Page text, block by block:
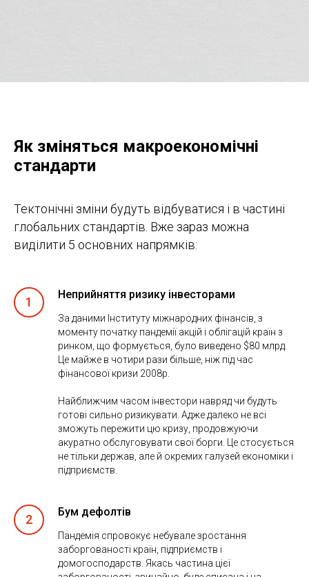
Як зміняться макроекономічні
стандарти
Тектонічні зміни будуть відбуватися і в частині
глобальних стандартів. Вже зараз можна
виділити 5 основних напрямків:
1
Неприйняття ризику інвесторами
За даними Інституту міжнародних фінансів, з
моменту початку пандемії акцій і облігацій країн з
ринком, що формується, було виведено $80 млрд.
Це майже в чотири рази більше, ніж під час
фінансової кризи 2008р.
Найближчим часом інвестори навряд чи будуть
готові сильно ризикувати. Адже далеко не всі
зможуть пережити цю кризу, продовжуючи
акуратно обслуговувати свої борги. Це стосується
не тільки держав, але й окремих галузей економіки і
підприємств.
2
Бум дефолтів
Пандемія спровокує небувале зростання
заборгованості країн, підприємств і
домогосподарств. Якась частина цієї